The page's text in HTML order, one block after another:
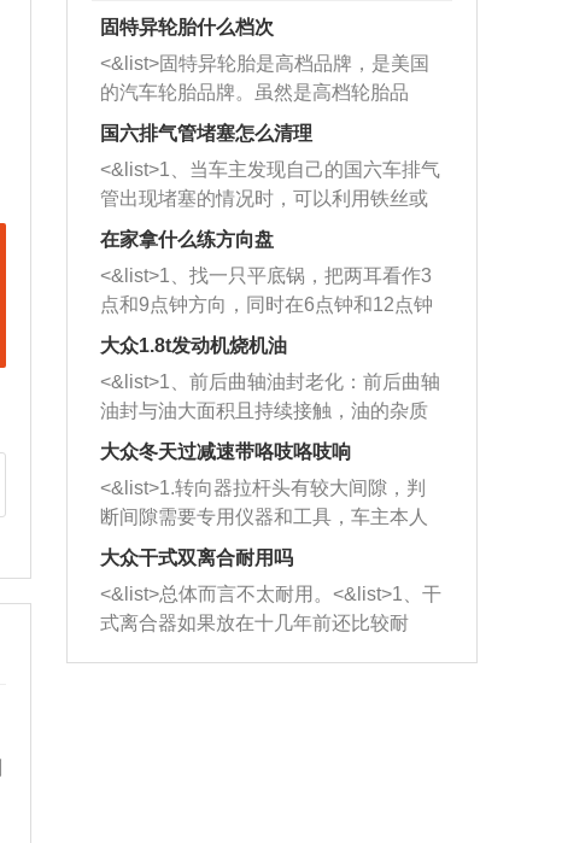
固特异轮胎什么档次
<&list>固特异轮胎是高档品牌，是美国
的汽车轮胎品牌。虽然是高档轮胎品
牌，但是中高低端的轮胎都有生产，这
也是为了更好的开拓市场。
国六排气管堵塞怎么清理
<&list>1、当车主发现自己的国六车排气
管出现堵塞的情况时，可以利用铁丝或
者是细棍，直接将杂物给取出来，如果
堵塞情况比较严重，也可以采取应急措
施。 <&list>2、直接利用木棍将所有的
杂物推到排气管里面的位置处，然后将
三元催化器拆解开，就可以将堵塞的东
西取出来。但如果是因为积碳过多引起
的堵塞，就需要将三元催化器泡在草酸
洗剂对堵塞的情况得到解决，将清洗剂
放在燃油箱中，与燃油混合后，车辆启
动时，就可以和汽油一起进入到燃烧
室，最后形成废气排出，就可以让三元
催化器得到清洗，排气管堵塞的情况就
能够得到解决。
在家拿什么练方向盘
<&list>1、找一只平底锅，把两耳看作3
点和9点钟方向，同时在6点钟和12点钟
方向做一个标记。 <&list>2、双手握住
一圈半的练习，往右同样也要打相同的
圈数。 <&list>3、最后强调要反复练
习，这样就可以形成肌肉记忆，在真实
驾驶车辆时，不需要记忆也能打好方
向。
大众1.8t发动机烧机油
<&list>1、前后曲轴油封老化：前后曲轴
油封与油大面积且持续接触，油的杂质
和发动机内持续温度变化使其密封效果
逐渐减弱，导致渗油或漏油。<&list>2、
活塞间隙过大：积碳会使活塞环与缸体
的间隙扩大，导致机油流入燃烧室中，
造成烧机油。<&list>3、机油粘度。使用
机油粘度过小的话，同样会有烧机油现
象，机油粘度过小具有很好的流动性，
大众冬天过减速带咯吱咯吱响
<&list>1.转向器拉杆头有较大间隙，判
断间隙需要专用仪器和工具，车主本人
无法制作，需要将车辆送到修理厂或4s
店；<&list>2.车辆半轴套管防尘罩破
裂，破裂后会出现漏油现象，使半轴磨
损严重，磨损的半轴容易损坏，产生异
响；<&list>3.稳定器的转向胶套和球头
大众干式双离合耐用吗
<&list>总体而言不太耐用。<&list>1、干
式离合器如果放在十几年前还比较耐